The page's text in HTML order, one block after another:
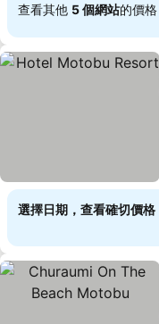
查看其他 5 個網站的價格
選擇日期，查看確切價格